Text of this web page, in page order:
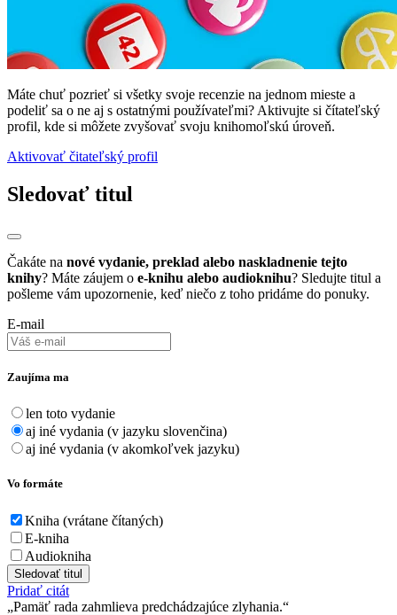
Máte chuť pozrieť si všetky svoje recenzie na jednom mieste a
podeliť sa o ne aj s ostatnými používateľmi? Aktivujte si čítateľský
profil, kde si môžete zvyšovať svoju knihomoľskú úroveň.
Aktivovať čitateľský profil
Sledovať titul
Čakáte na nové vydanie, preklad alebo naskladnenie tejto
knihy? Máte záujem o e-knihu alebo audioknihu? Sledujte titul a
pošleme vám upozornenie, keď niečo z toho pridáme do ponuky.
E-mail
Zaujíma ma
len toto vydanie
aj iné vydania (v jazyku slovenčina)
aj iné vydania (v akomkoľvek jazyku)
Vo formáte
Kniha (vrátane čítaných)
E-kniha
Audiokniha
Sledovať titul
Pridať citát
Pamäť rada zahmlieva predchádzajúce zlyhania.